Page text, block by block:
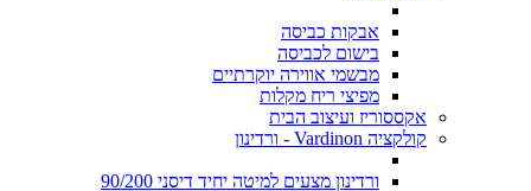
אבקות כביסה
בישום לכביסה
מבשמי אווירה יוקרתיים
מפיצי ריח מקלות
אקססוריז ועיצוב הבית
קולקציה Vardinon - ורדינון
ורדינון מצעים למיטה יחיד דיסני 90/200